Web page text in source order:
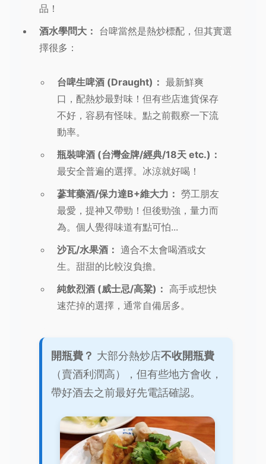
品！
酒水學問大： 台啤當然是熱炒標配，但其實選
擇很多：
台啤生啤酒 (Draught)： 最新鮮爽
口，配熱炒最對味！但有些店進貨保存
不好，容易有怪味。點之前觀察一下流
動率。
瓶裝啤酒 (台灣金牌/經典/18天 etc.)：
最安全普遍的選擇。冰涼就好喝！
蔘茸藥酒/保力達B+維大力： 勞工朋友
最愛，提神又帶勁！但後勁強，量力而
為。個人覺得味道有點可怕...
沙瓦/水果酒： 適合不太會喝酒或女
生。甜甜的比較沒負擔。
純飲烈酒 (威士忌/高粱)： 高手或想快
速茫掉的選擇，通常自備居多。
開瓶費？ 大部分熱炒店不收開瓶費
（賣酒利潤高），但有些地方會收，
帶好酒去之前最好先電話確認。